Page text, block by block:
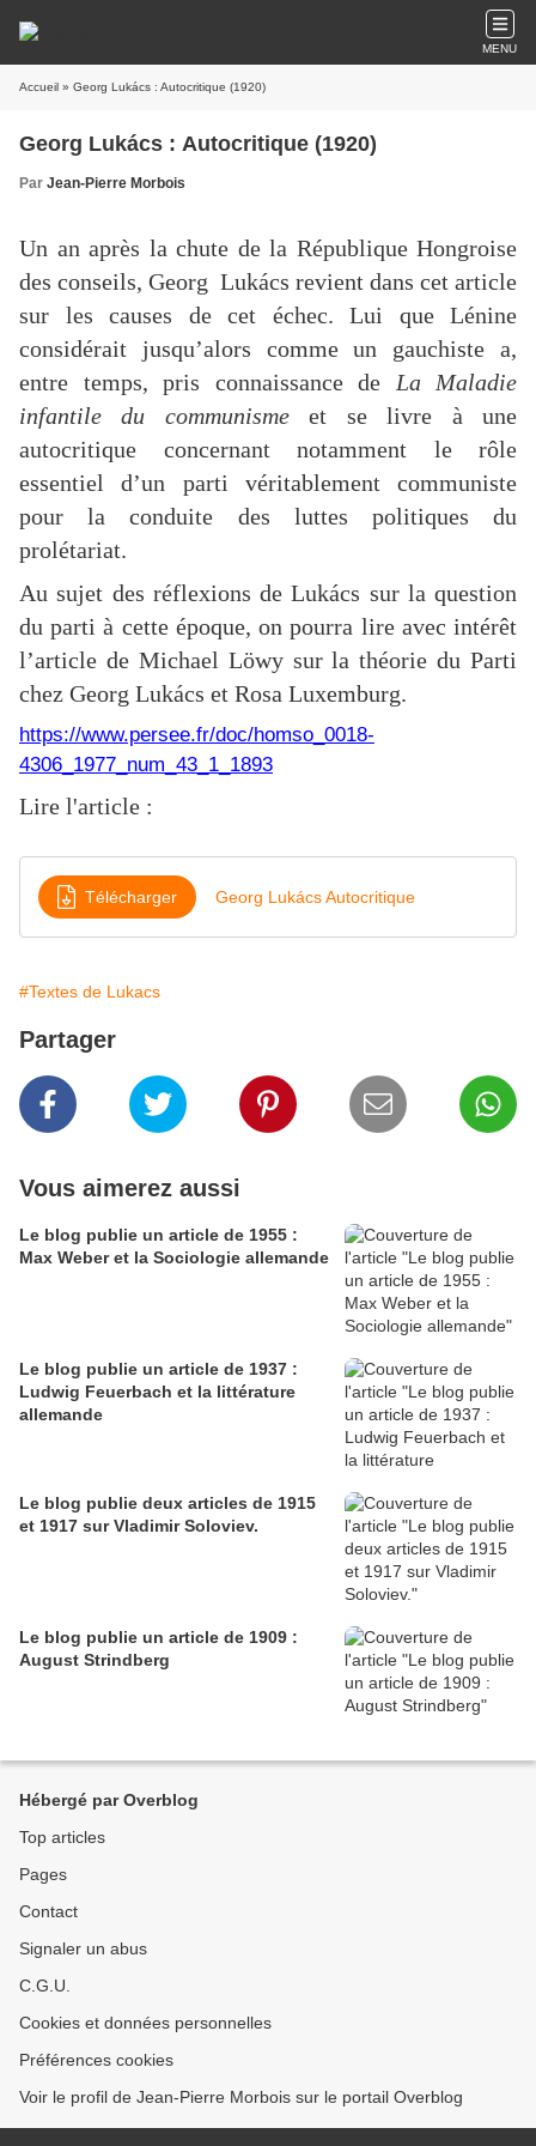
MENU
Accueil » Georg Lukács : Autocritique (1920)
Georg Lukács : Autocritique (1920)
Par Jean-Pierre Morbois
Un an après la chute de la République Hongroise
des conseils, Georg Lukács revient dans cet article
sur les causes de cet échec. Lui que Lénine
considérait jusqu’alors comme un gauchiste a,
entre temps, pris connaissance de La Maladie
infantile du communismeet se livre à une
autocritique concernant notamment le rôle
essentiel d’un parti véritablement communiste
pour la conduite des luttes politiques du
prolétariat.
Au sujet des réflexions de Lukács sur la question
du parti à cette époque, on pourra lire avec intérêt
l’article de Michael Löwy sur la théorie du Parti
chez Georg Lukács et Rosa Luxemburg.
https://www.persee.fr/doc/homso_0018-
4306_1977_num_43_1_1893
Lire l'article :
Télécharger Georg Lukács Autocritique
#Textes de Lukacs
Partager
Vous aimerez aussi
Le blog publie un article de 1955 :
Max Weber et la Sociologie allemande
Le blog publie un article de 1937 :
Ludwig Feuerbach et la littérature
allemande
Le blog publie deux articles de 1915
et 1917 sur Vladimir Soloviev.
Le blog publie un article de 1909 :
August Strindberg
Hébergé par Overblog
Top articles
Pages
Contact
Signaler un abus
C.G.U.
Cookies et données personnelles
Préférences cookies
Voir le profil de Jean-Pierre Morbois sur le portail Overblog